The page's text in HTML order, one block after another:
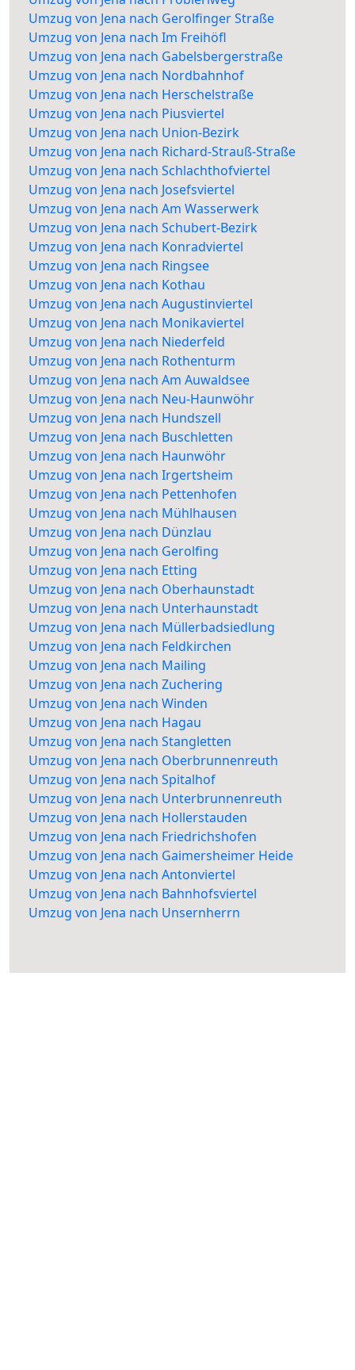
Umzug von Jena nach Gerolfinger Straße
Umzug von Jena nach Im Freihöfl
Umzug von Jena nach Gabelsbergerstraße
Umzug von Jena nach Nordbahnhof
Umzug von Jena nach Herschelstraße
Umzug von Jena nach Piusviertel
Umzug von Jena nach Union-Bezirk
Umzug von Jena nach Richard-Strauß-Straße
Umzug von Jena nach Schlachthofviertel
Umzug von Jena nach Josefsviertel
Umzug von Jena nach Am Wasserwerk
Umzug von Jena nach Schubert-Bezirk
Umzug von Jena nach Konradviertel
Umzug von Jena nach Ringsee
Umzug von Jena nach Kothau
Umzug von Jena nach Augustinviertel
Umzug von Jena nach Monikaviertel
Umzug von Jena nach Niederfeld
Umzug von Jena nach Rothenturm
Umzug von Jena nach Am Auwaldsee
Umzug von Jena nach Neu-Haunwöhr
Umzug von Jena nach Hundszell
Umzug von Jena nach Buschletten
Umzug von Jena nach Haunwöhr
Umzug von Jena nach Irgertsheim
Umzug von Jena nach Pettenhofen
Umzug von Jena nach Mühlhausen
Umzug von Jena nach Dünzlau
Umzug von Jena nach Gerolfing
Umzug von Jena nach Etting
Umzug von Jena nach Oberhaunstadt
Umzug von Jena nach Unterhaunstadt
Umzug von Jena nach Müllerbadsiedlung
Umzug von Jena nach Feldkirchen
Umzug von Jena nach Mailing
Umzug von Jena nach Zuchering
Umzug von Jena nach Winden
Umzug von Jena nach Hagau
Umzug von Jena nach Stangletten
Umzug von Jena nach Oberbrunnenreuth
Umzug von Jena nach Spitalhof
Umzug von Jena nach Unterbrunnenreuth
Umzug von Jena nach Hollerstauden
Umzug von Jena nach Friedrichshofen
Umzug von Jena nach Gaimersheimer Heide
Umzug von Jena nach Antonviertel
Umzug von Jena nach Bahnhofsviertel
Umzug von Jena nach Unsernherrn